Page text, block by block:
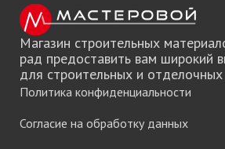
Магазин строительных
рад предоставить вам широкий
для строительных и
Политика конфиденциальности
Согласие на обработку данных